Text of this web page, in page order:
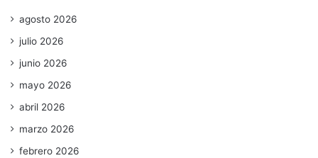
agosto 2026
julio 2026
junio 2026
mayo 2026
abril 2026
marzo 2026
febrero 2026